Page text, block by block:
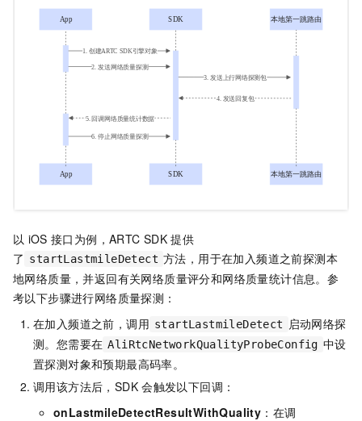
以 iOS 接口为例，ARTC SDK 提供
了 startLastmileDetect 方法，用于在加入频道之前探测本
地网络质量，并返回有关网络质量评分和网络质量统计信息。参
考以下步骤进行网络质量探测：
在加入频道之前，调用 startLastmileDetect
启动网络探
测。您需要在 AliRtcNetworkQualityProbeConfig 中设
置探测对象和预期最高码率。
调用该方法后，SDK 会触发以下回调：
onLastmileDetectResultWithQuality ：在调